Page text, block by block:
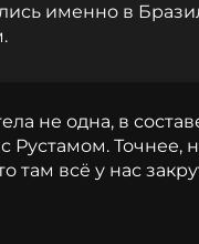
именно в
не одна, в
Рустамом. Точнее,
там всё у нас